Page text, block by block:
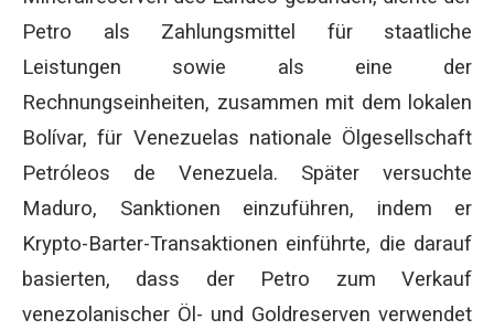
Petro als Zahlungsmittel für staatliche
Leistungen sowie als eine der
Rechnungseinheiten, zusammen mit dem lokalen
Bolívar, für Venezuelas nationale Ölgesellschaft
Petróleos de Venezuela. Später versuchte
Maduro, Sanktionen einzuführen, indem er
Krypto-Barter-Transaktionen einführte, die darauf
basierten, dass der Petro zum Verkauf
venezolanischer Öl- und Goldreserven verwendet